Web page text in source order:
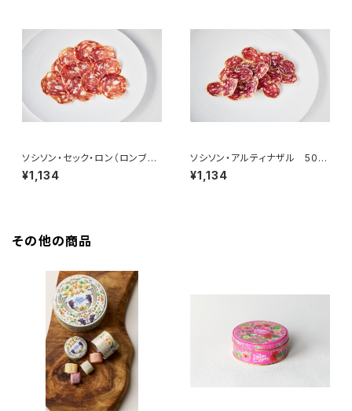
ソシソン・セック・ロン（ロンブリ
デ） 50g ＜メゾン・ラボリー＞
(フランス・オーヴェルニュ)
¥1,134
ソシソン・アルティナザル 50g
＜メゾン・ラボリー＞(フランス・
オーヴェルニュ)
¥1,134
その他の商品